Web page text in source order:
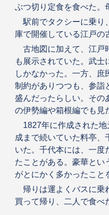
ぶつ切り定食を食べた。
駅前でタクシーに乗り
庫で開催している江戸の
古地図に加えて、江戸
も展示されていた。武
しかなかった。一方、庶
制約がありつつも、参詣
盛んだったらしい。その
の伊勢編や箱根編でも見
1827年に作成された
成まで続いていた料亭、
いた。千代本には、一度
たことがある。豪華とい
がとにかく多かったこと
帰りは運よくバスに乗
買って帰り、二人で食べ